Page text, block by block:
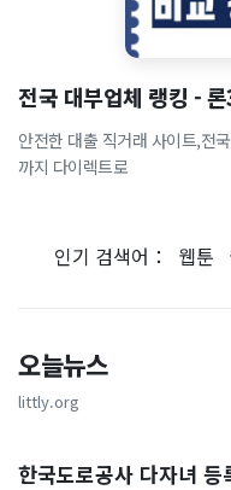
전국 대부업체 랭킹 -
안전한 대출 직거래 사이트,전
까지 다이렉트로
인기 검색어： 웹툰
오늘뉴스
littly.org
한국도로공사 다자녀 등